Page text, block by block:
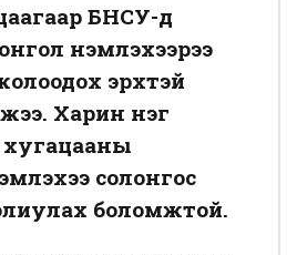
БНСУ-д
үнэмлэхээрээ
эрхтэй
Харин нэг
солонгос
боломжтой.